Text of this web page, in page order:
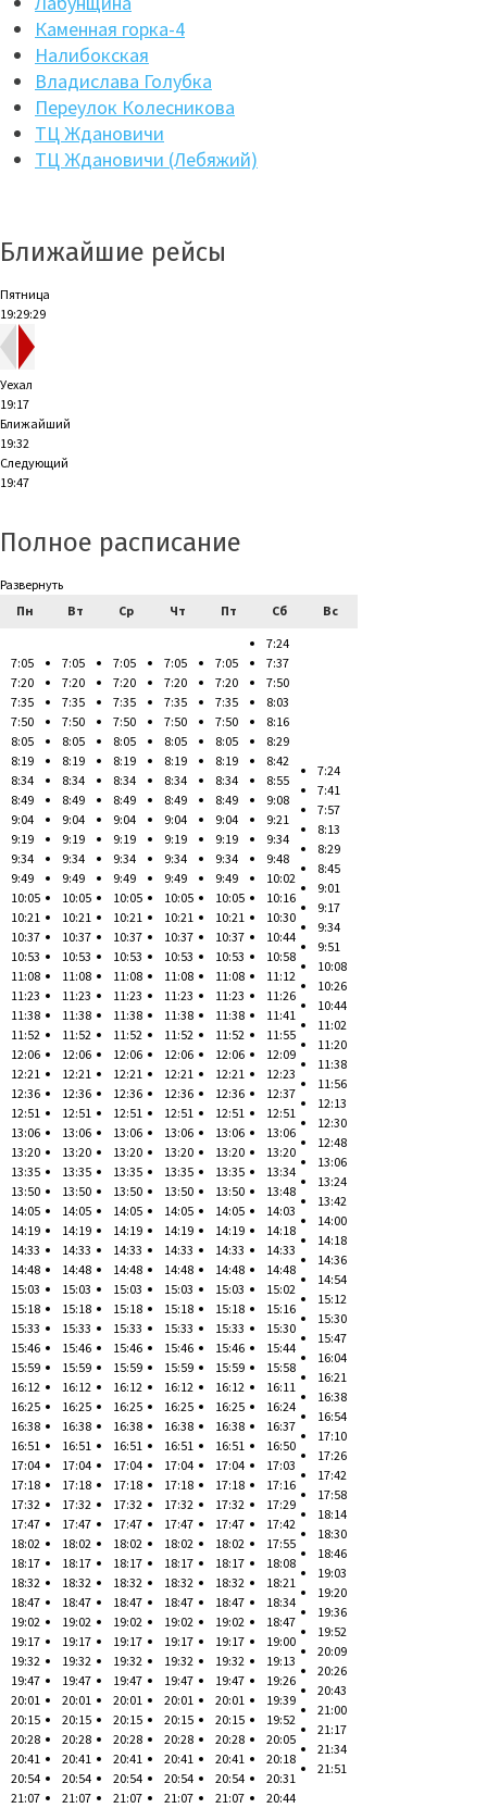
Каменная горка-4
Налибокская
Владислава Голубка
Переулок Колесникова
ТЦ Ждановичи
ТЦ Ждановичи (Лебяжий)
Ближайшие рейсы
Пятница
19:29:30
Уехал
19:17
Ближайший
19:32
Следующий
19:47
Полное расписание
Развернуть
Пн
Вт Ср Чт Пт Сб Вс
7:05
7:20
7:35
7:50
8:05
8:19
8:34
8:49
9:04
9:19
9:34
9:49
10:05
10:21
10:37
10:53
11:08
11:23
11:38
11:52
12:06
12:21
12:36
12:51
13:06
13:20
13:35
13:50
14:05
14:19
14:33
14:48
15:03
15:18
15:33
15:46
15:59
16:12
16:25
16:38
16:51
17:04
17:18
17:32
17:47
18:02
18:17
18:32
18:47
19:02
19:17
19:32
19:47
20:01
20:15
20:28
20:41
20:54
21:07
7:05
7:20
7:35
7:50
8:05
8:19
8:34
8:49
9:04
9:19
9:34
9:49
10:05
10:21
10:37
10:53
11:08
11:23
11:38
11:52
12:06
12:21
12:36
12:51
13:06
13:20
13:35
13:50
14:05
14:19
14:33
14:48
15:03
15:18
15:33
15:46
15:59
16:12
16:25
16:38
16:51
17:04
17:18
17:32
17:47
18:02
18:17
18:32
18:47
19:02
19:17
19:32
19:47
20:01
20:15
20:28
20:41
20:54
21:07
7:05
7:20
7:35
7:50
8:05
8:19
8:34
8:49
9:04
9:19
9:34
9:49
10:05
10:21
10:37
10:53
11:08
11:23
11:38
11:52
12:06
12:21
12:36
12:51
13:06
13:20
13:35
13:50
14:05
14:19
14:33
14:48
15:03
15:18
15:33
15:46
15:59
16:12
16:25
16:38
16:51
17:04
17:18
17:32
17:47
18:02
18:17
18:32
18:47
19:02
19:17
19:32
19:47
20:01
20:15
20:28
20:41
20:54
21:07
7:05
7:20
7:35
7:50
8:05
8:19
8:34
8:49
9:04
9:19
9:34
9:49
10:05
10:21
10:37
10:53
11:08
11:23
11:38
11:52
12:06
12:21
12:36
12:51
13:06
13:20
13:35
13:50
14:05
14:19
14:33
14:48
15:03
15:18
15:33
15:46
15:59
16:12
16:25
16:38
16:51
17:04
17:18
17:32
17:47
18:02
18:17
18:32
18:47
19:02
19:17
19:32
19:47
20:01
20:15
20:28
20:41
20:54
21:07
7:05
7:20
7:35
7:50
8:05
8:19
8:34
8:49
9:04
9:19
9:34
9:49
10:05
10:21
10:37
10:53
11:08
11:23
11:38
11:52
12:06
12:21
12:36
12:51
13:06
13:20
13:35
13:50
14:05
14:19
14:33
14:48
15:03
15:18
15:33
15:46
15:59
16:12
16:25
16:38
16:51
17:04
17:18
17:32
17:47
18:02
18:17
18:32
18:47
19:02
19:17
19:32
19:47
20:01
20:15
20:28
20:41
20:54
21:07
7:24
7:37
7:50
8:03
8:16
8:29
8:42
8:55
9:08
9:21
9:34
9:48
10:02
10:16
10:30
10:44
10:58
11:12
11:26
11:41
11:55
12:09
12:23
12:37
12:51
13:06
13:20
13:34
13:48
14:03
14:18
14:33
14:48
15:02
15:16
15:30
15:44
15:58
16:11
16:24
16:37
16:50
17:03
17:16
17:29
17:42
17:55
18:08
18:21
18:34
18:47
19:00
19:13
19:26
19:39
19:52
20:05
20:18
20:31
20:44
7:24
7:41
7:57
8:13
8:29
8:45
9:01
9:17
9:34
9:51
10:08
10:26
10:44
11:02
11:20
11:38
11:56
12:13
12:30
12:48
13:06
13:24
13:42
14:00
14:18
14:36
14:54
15:12
15:30
15:47
16:04
16:21
16:38
16:54
17:10
17:26
17:42
17:58
18:14
18:30
18:46
19:03
19:20
19:36
19:52
20:09
20:26
20:43
21:00
21:17
21:34
21:51